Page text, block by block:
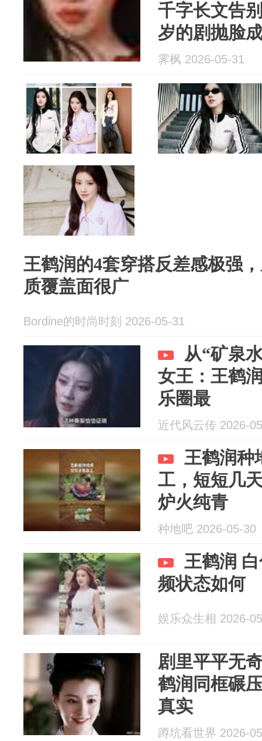
千字长文告
岁的剧抛脸
霁枫 2026-05-31
王鹤润的4套穿搭反差感极强
质覆盖面很广
Bordine的时尚时刻 2026-05-31
从“矿泉
女王：王鹤
乐圈最
近代风云传 2026-
王鹤润种
工，短短几
炉火纯青
种地吧 2026-05-30
王鹤润
频状态如何
娱乐众生相 2026-
剧里平平无
鹤润同框碾
真实
蹲坑看世界 2026-